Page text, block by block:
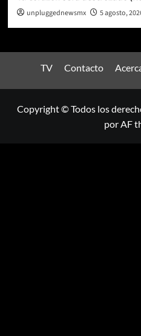
unpluggednewsmx 5 agosto,
TV Contacto
Copyright © Todos los
por AF